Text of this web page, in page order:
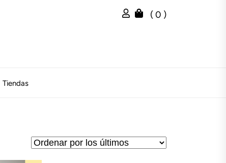
( 0 )
Tiendas